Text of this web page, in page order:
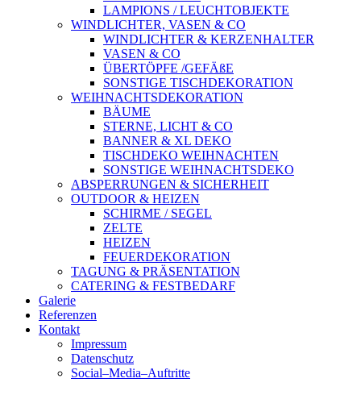
LAMPIONS / LEUCHTOBJEKTE
WINDLICHTER, VASEN & CO
WINDLICHTER & KERZENHALTER
VASEN & CO
ÜBERTÖPFE /GEFÄßE
SONSTIGE TISCHDEKORATION
WEIHNACHTSDEKORATION
BÄUME
STERNE, LICHT & CO
BANNER & XL DEKO
TISCHDEKO WEIHNACHTEN
SONSTIGE WEIHNACHTSDEKO
ABSPERRUNGEN & SICHERHEIT
OUTDOOR & HEIZEN
SCHIRME / SEGEL
ZELTE
HEIZEN
FEUERDEKORATION
TAGUNG & PRÄSENTATION
CATERING & FESTBEDARF
Galerie
Referenzen
Kontakt
Impressum
Datenschutz
Social–Media–Auftritte